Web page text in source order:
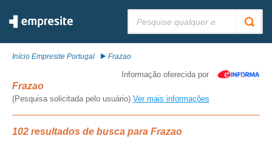
Início Empresite Portugal Frazao
Informação oferecida por
Frazao
(Pesquisa solicitada pelo usuário) Ver mais informações
102 resultados de busca para Frazao